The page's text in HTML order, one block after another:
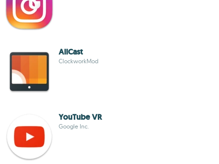
AllCast
ClockworkMod
YouTube VR
Google Inc.